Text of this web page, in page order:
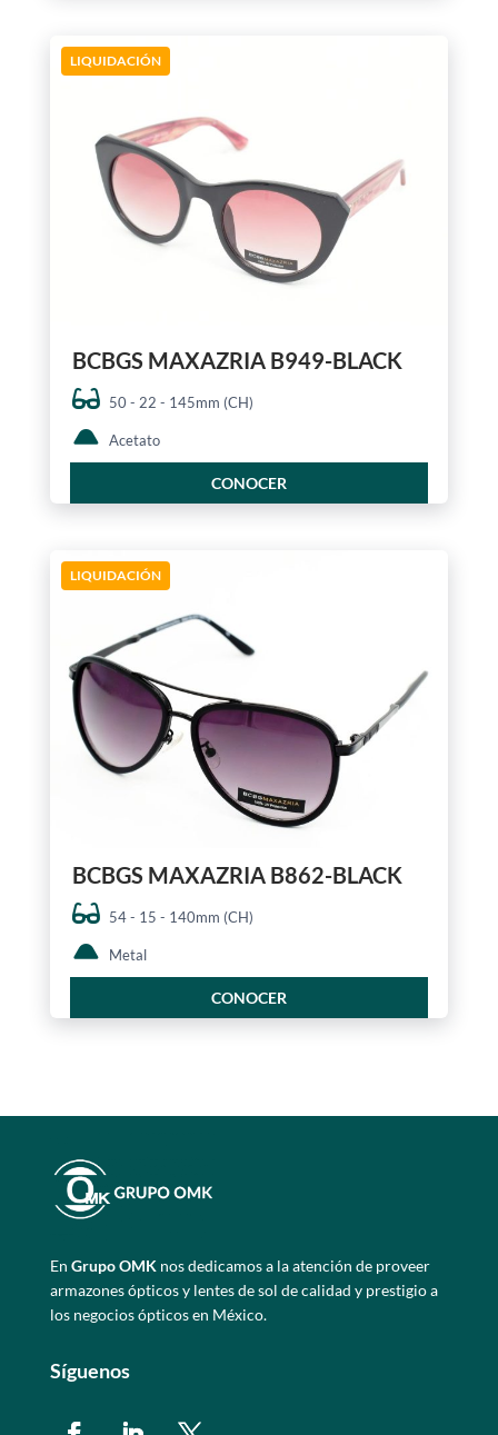
LIQUIDACIÓN
BCBGS MAXAZRIA B949-BLACK
50 - 22 - 145mm (CH)
Acetato
CONOCER
LIQUIDACIÓN
BCBGS MAXAZRIA B862-BLACK
54 - 15 - 140mm (CH)
Metal
CONOCER
En Grupo OMKnos dedicamos a la atención de proveer
armazones ópticos y lentes de sol de calidad y prestigio a
los negocios ópticos en México.
Síguenos